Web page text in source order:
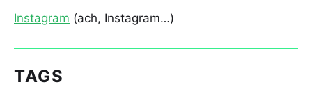
Instagram (ach, Instagram…)
TAGS